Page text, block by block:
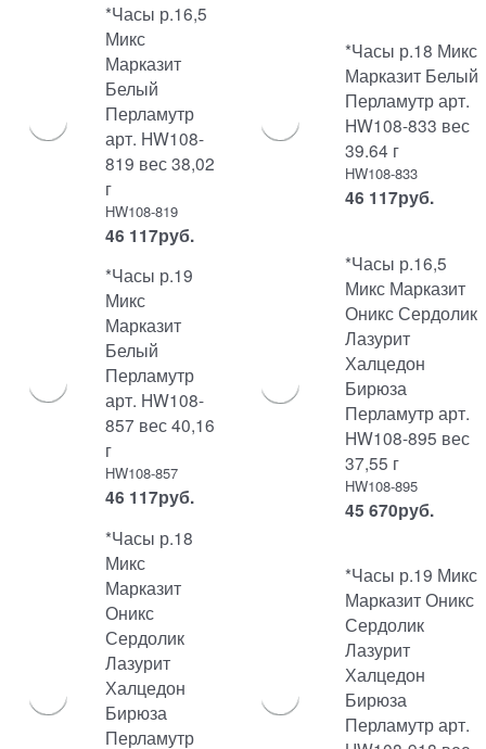
*Часы р.16,5
Микс
Марказит
Белый
Перламутр
арт. HW108-
819 вес 38,02
г
HW108-819
46 117руб.
*Часы р.18 Микс
Марказит Белый
Перламутр арт.
HW108-833 вес
39.64 г
HW108-833
46 117руб.
*Часы р.19
Микс
Марказит
Белый
Перламутр
арт. HW108-
857 вес 40,16
г
HW108-857
46 117руб.
*Часы р.16,5
Микс Марказит
Оникс Сердолик
Лазурит
Халцедон
Бирюза
Перламутр арт.
HW108-895 вес
37,55 г
HW108-895
45 670руб.
*Часы р.18
Микс
Марказит
Оникс
Сердолик
Лазурит
Халцедон
Бирюза
Перламутр
*Часы р.19 Микс
Марказит Оникс
Сердолик
Лазурит
Халцедон
Бирюза
Перламутр арт.